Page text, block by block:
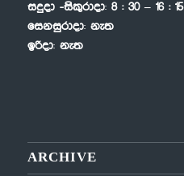
සදුදා -සිකුරාදා: 8 : 30 – 16 : 15
සෙනසුරාදා: නැත
ඉරිදා: නැත
ARCHIVE